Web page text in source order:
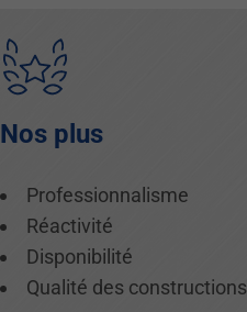
Nos plus
Professionnalisme
Réactivité
Disponibilité
Qualité des constructions